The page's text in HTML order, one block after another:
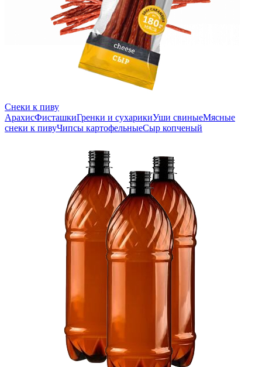
Снеки к пиву
АрахисФисташкиГренки и сухарикиУши свиныеМясные
снеки к пивуЧипсы картофельныеСыр копченый